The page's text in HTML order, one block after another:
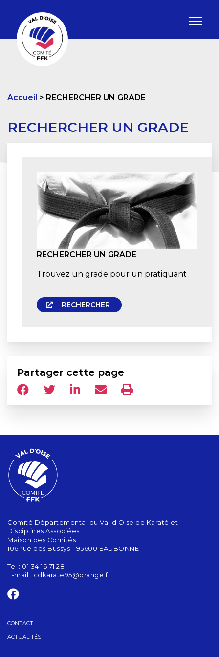
Accueil RECHERCHER UN GRADE
RECHERCHER UN GRADE
RECHERCHER UN GRADE
Trouvez un grade pour un pratiquant
RECHERCHER
Partager cette page
Comité Départemental du Val d'Oise de Karaté et
Disciplines Associées
Maison des Comités
106 rue des Bussys - 95600 EAUBONNE
Tel : 01 34 16 71 28
E-mail : cdkarate95@orange.fr
CONTACT
ACTUALITÉS